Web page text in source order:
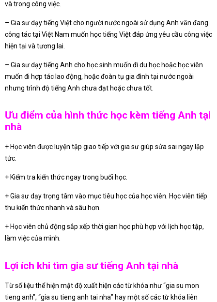
và trong công việc.
– Gia sư dạy tiếng Việt cho người nước ngoài sử dụng Anh văn đang
công tác tại Việt Nam muốn học tiếng Việt đáp ứng yêu cầu công việc
hiện tại và tương lai.
– Gia sư dạy tiếng Anh cho học sinh muốn đi du học hoặc học viên
muốn đi hợp tác lao động, hoặc đoàn tụ gia đình tại nước ngoài
nhưng trình độ tiếng Anh chưa đạt hoặc chưa tốt.
Ưu điểm của hình thức học kèm tiếng Anh tại
nhà
+ Học viên được luyện tập giao tiếp với gia sư giúp sửa sai ngay lập
tức.
+ Kiểm tra kiến thức ngay trong buổi học.
+ Gia sư dạy trọng tâm vào mục tiêu học của học viên. Học viên tiếp
thu kiến thức nhanh và sâu hơn.
+ Học viên chủ động sắp xếp thời gian học phù hợp với lịch học tập,
làm việc của mình.
Lợi ích khi tìm gia sư tiếng Anh tại nhà
Từ số liệu thể hiện mật độ xuất hiện các từ khóa như “gia su mon
tieng anh”, “gia su tieng anh tai nha” hay một số các từ khóa liên